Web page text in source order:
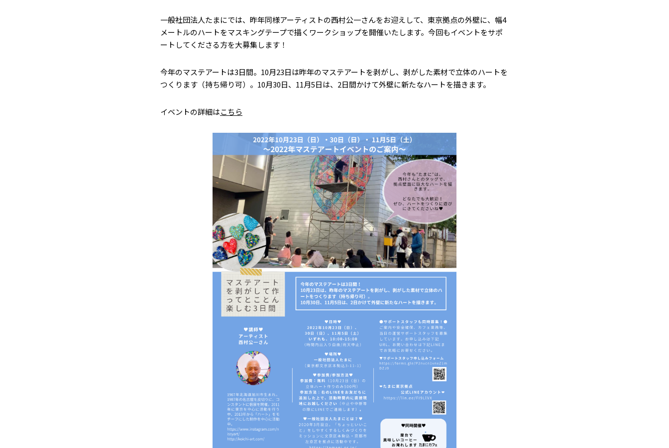
一般社団法人たまにでは、昨年同様アーティストの西村公一さんをお迎えして、東京拠点の外壁に、幅4
メートルのハートをマスキングテープで描くワークショップを開催いたします。今回もイベントをサポ
ートしてくださる方を大募集します！
今年のマステアートは3日間。10月23日は昨年のマステアートを剥がし、剥がした素材で立体のハートを
つくります（持ち帰り可）。10月30日、11月5日は、2日間かけて外壁に新たなハートを描きます。
イベントの詳細はこちら